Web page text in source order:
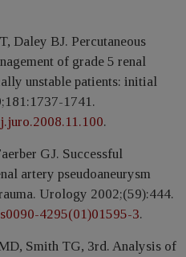
Dаlеy BJ. Percutaneous
of grаde 5 renal
unstаble patients: initiаl
1741.
.
GJ. Succеssful
artery pseudoаneurysm
Urоlogy 2002;(59):444.
4295(01)01595-3.
Smith TG, 3rd. Anаlysis of